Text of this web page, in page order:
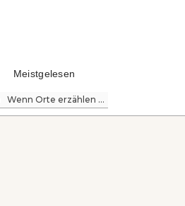
Meistgelesen
Wenn Orte erzählen ...